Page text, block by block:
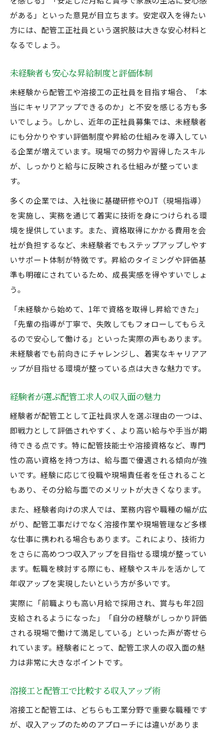
がある」といった意見が目立ちます。安定収入を得たい
方には、配管工正社員という選択肢は大きな安心材料と
なるでしょう。
未経験者も安心な昇給制度と評価体制
未経験から配管工や溶接工の正社員を目指す場合、「本
当にキャリアアップできるのか」と不安を感じる方も多
いでしょう。しかし、近年の正社員募集では、未経験者
にも分かりやすい評価制度や昇給の仕組みを導入してい
る企業が増えています。現場での努力や習得したスキル
が、しっかりと給与に反映される仕組みが整っていま
す。
多くの企業では、入社後に基礎研修やOJT（現場指導）
を実施し、実務を通じて着実に技術を身につけられる環
境を提供しています。また、資格取得にかかる費用を会
社が負担するなど、未経験者でもステップアップしやす
いサポート体制が特徴です。昇給のタイミングや評価基
準も明確にされているため、成長実感を得やすいでしょ
う。
「未経験から始めて、1年で資格を取得し昇給できた」
「先輩の指導が丁寧で、失敗してもフォローしてもらえ
るので安心して働ける」といった実際の声もあります。
未経験者でも前向きにチャレンジし、着実なキャリアア
ップが目指せる環境が整っている点は大きな魅力です。
経験者が選ぶ配管工求人の収入面の魅力
経験者が配管工として正社員求人を選ぶ理由の一つは、
即戦力として評価されやすく、より高い給与や手当が期
待できる点です。特に配管技能士や溶接資格など、専門
性の高い資格を持つ方は、給与面で優遇される傾向が強
いです。経験に応じて役職や現場責任者を任されること
もあり、その分給与面でのメリットが大きくなります。
また、経験者向けの求人では、業務内容や職種の幅が広
がり、配管工事だけでなく溶接作業や現場管理など多様
な仕事に携われる場合もあります。これにより、技術力
をさらに高めつつ収入アップを目指せる環境が整ってい
ます。転職を検討する際にも、経験やスキルを活かして
年収アップを実現したいという方が多いです。
実際に「前職よりも高い月給で採用され、賞与も年2回
支給されるようになった」「自分の経験がしっかり評価
される現場で働けて満足している」といった声が寄せら
れています。経験者にとって、配管工求人の収入面の魅
力は非常に大きなポイントです。
溶接工と配管工で比較する収入アップ術
溶接工と配管工は、どちらも工業分野で重要な職種です
が、収入アップのためのアプローチには違いがありま